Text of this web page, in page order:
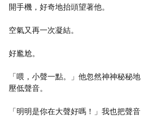
開手機，好奇地抬頭望著他。
空氣又再一次凝結。
好尷尬。
「喂，小聲一點。」他忽然神神秘秘地
壓低聲音。
「明明是你在大聲好嗎！」我也把聲音